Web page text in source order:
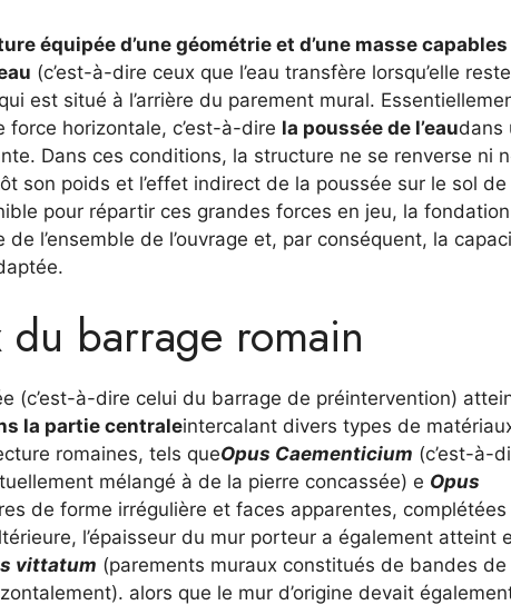
équipée d’une géométrie et d’une masse capables
(c’est-à-dire ceux que l’eau transfère lorsqu’elle reste
est situé à l’arrière du parement mural.
force horizontale, c’est-à-dire la poussée de l’eaudans
Dans ces conditions, la structure ne se renverse ni
son poids et l’effet indirect de la poussée sur le sol de
pour répartir ces grandes forces en jeu, la
l’ensemble de l’ouvrage et, par conséquent, la
barrage romain
(c’est-à-dire celui du barrage de préintervention)
la partie centraleintercalant divers types de
romaines, tels queOpus Caementicium (c’est-à-
mélangé à de la pierre concassée) e Opus
de forme irrégulière et faces apparentes, complétées
l’épaisseur du mur porteur a également atteint
vittatum (parements muraux constitués de bandes de
alors que le mur d’origine devait